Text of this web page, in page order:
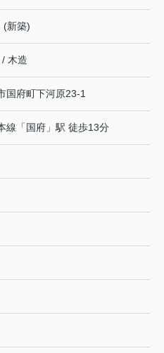
(新築)
木造
国府町下河原23-1
線 「 国府 」駅 徒歩13分